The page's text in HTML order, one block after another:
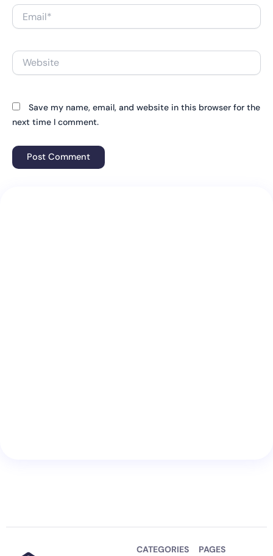
Email*
Website
Save my name, email, and website in this browser for the
next time I comment.
CATEGORIES
PAGES